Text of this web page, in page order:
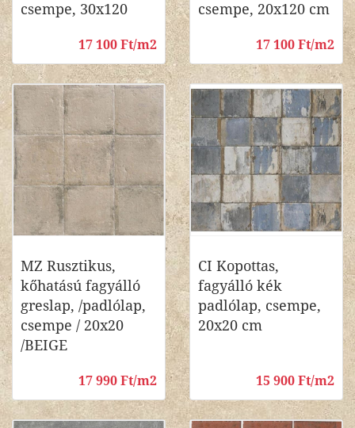
csempe, 30x120
17 100 Ft/m2
csempe, 20x120 cm
17 100 Ft/m2
MZ Rusztikus,
kőhatású fagyálló
greslap, /padlólap,
csempe / 20x20
/BEIGE
17 990 Ft/m2
CI Kopottas,
fagyálló kék
padlólap, csempe,
20x20 cm
15 900 Ft/m2